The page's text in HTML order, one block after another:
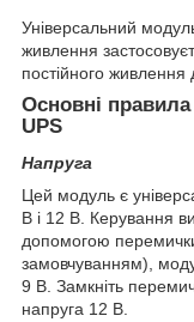
Універсальний
живлення
постійного живлення
Основні
UPS
Напруга
Цей модуль є
В і 12 В. Керування
допомогою
замовчуванням),
9 В. Замкніть
напруга 12 В.